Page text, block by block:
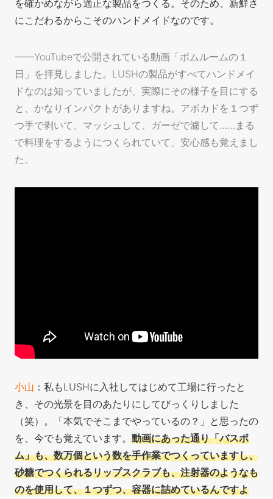
を確かめながら適正な製品をつくる。そのため、新鮮さ
にこだわるからこそのハンドメイドなのです。
——YouTubeで公開されている動画「ボムルームの１
日」を拝見しました。LUSHの製品がすべてハンドメイ
ドなのは知っていましたが、実際にその様子を目にする
と、かなりインパクトがありますね。アボカドを１つず
つ手で剥いて、マッシュして、ガーゼで濾して……まる
で料理をするようにつくられていて、安心感も覚えまし
た。
小山 ：私もLUSHに入社してはじめて工場に行ったと
き、その光景を目のあたりにしてびっくりしました
（笑）。「本気でそこまでやっているの？」と思ったの
を、今でも覚えています。 動画にあった通り「バスボ
ム」も、数万個という数を手作業でつくっていますし、
砂糖でつくられるリップスクラブも、注射器のようなも
のを使用して、１つずつ、容器に詰めているんですよ